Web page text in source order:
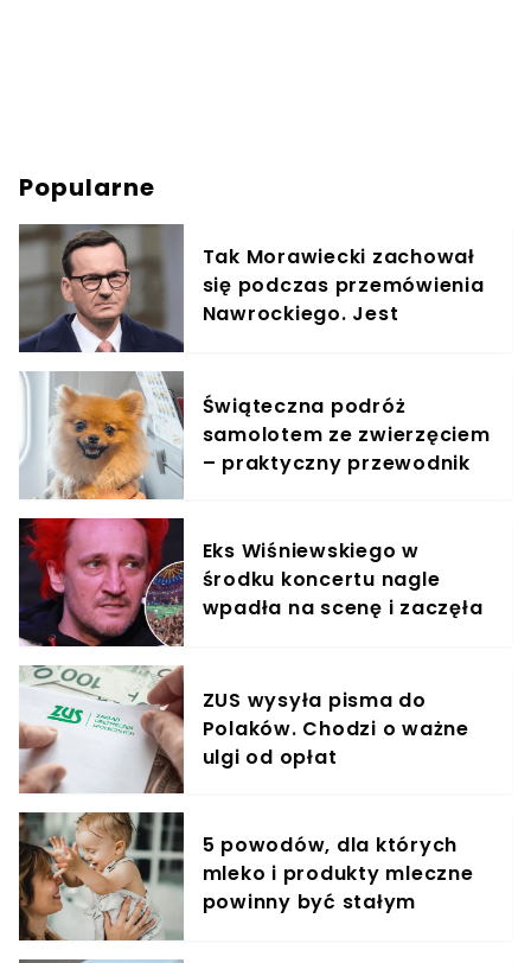
Popularne
Tak Morawiecki zachował
się podczas przemówienia
Nawrockiego. Jest
Świąteczna podróż
samolotem ze zwierzęciem
– praktyczny przewodnik
Eks Wiśniewskiego w
środku koncertu nagle
wpadła na scenę i zaczęła
ZUS wysyła pisma do
Polaków. Chodzi o ważne
ulgi od opłat
5 powodów, dla których
mleko i produkty mleczne
powinny być stałym